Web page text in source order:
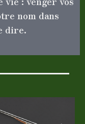
nom dans
dire.